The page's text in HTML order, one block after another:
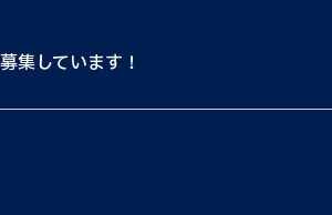
集しています！